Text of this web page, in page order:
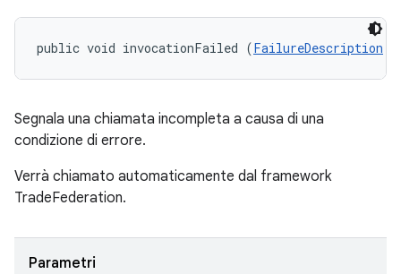
public void invocationFailed (FailureDescription
Segnala una chiamata incompleta a causa di una
condizione di errore.
Verrà chiamato automaticamente dal framework
TradeFederation.
Parametri